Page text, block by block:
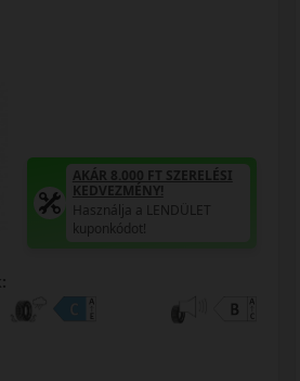
AKÁR 8.000 FT SZERELÉSI
KEDVEZMÉNY!
Használja a LENDÜLET
kuponkódot!